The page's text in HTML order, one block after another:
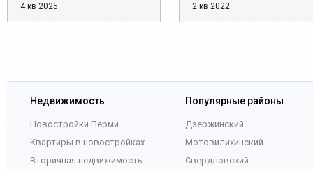
4 кв 2025
2 кв 2022
Недвижимость
Новостройки Перми
Квартиры в новостройках
Вторичная недвижимость
Популярные районы
Дзержинский
Мотовилихинский
Свердловский